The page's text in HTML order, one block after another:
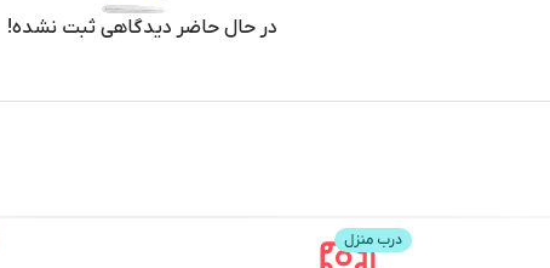
در حال حاضر دیدگاهی ثبت نشده!